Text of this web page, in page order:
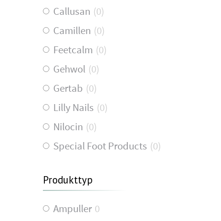
Callusan (0)
Camillen (0)
Feetcalm (0)
Gehwol (0)
Gertab (0)
Lilly Nails (0)
Nilocin (0)
Special Foot Products (0)
Produkttyp
Ampuller 0